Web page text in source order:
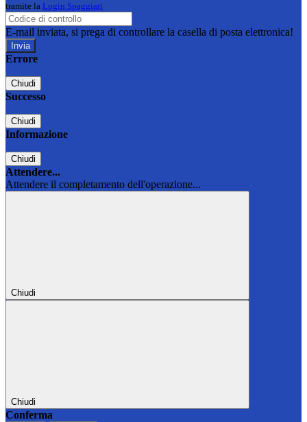
tramite la Login Spaggiari
E-mail inviata, si prega di controllare la casella di posta elettronica!
Errore
Chiudi
Successo
Chiudi
Informazione
Chiudi
Attendere...
Attendere il completamento dell'operazione...
Chiudi
Chiudi
Conferma